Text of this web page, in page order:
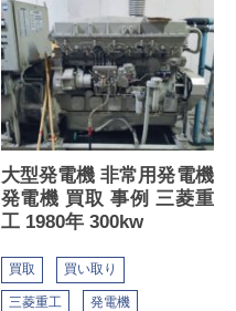
大型発電機 非常用発電機
発電機 買取 事例 三菱重
工 1980年 300kw
買取 買い取り
三菱重工 発電機